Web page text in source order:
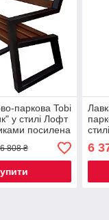
паркова Tobi
у стилі Лофт
посилена
6 808 ₴ 6